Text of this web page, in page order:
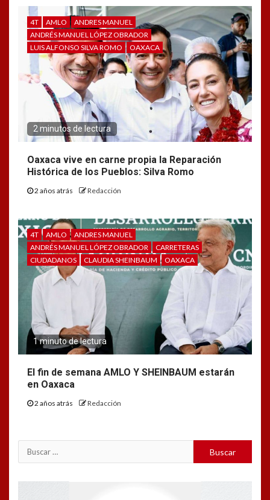
4T AMLO
ANDRES MANUEL
ANDRÉS MANUEL LÓPEZ OBRADOR
LUIS ALFONSO SILVA ROMO
OAXACA
2 minutos de lectura
Oaxaca vive en carne propia la Reparación
Histórica de los Pueblos: Silva Romo
2 años atrás Redacción
4T AMLO
ANDRES MANUEL
ANDRÉS MANUEL LÓPEZ OBRADOR
CARRETERAS
CIUDADANOS
CLAUDIA SHEINBAUM OAXACA
1 minuto de lectura
El fin de semana AMLO Y SHEINBAUM estarán
en Oaxaca
2 años atrás Redacción
Buscar: